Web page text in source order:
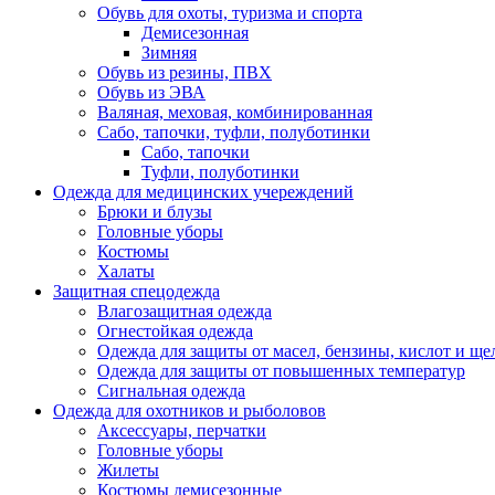
Обувь для охоты, туризма и спорта
Демисезонная
Зимняя
Обувь из резины, ПВХ
Обувь из ЭВА
Валяная, меховая, комбинированная
Сабо, тапочки, туфли, полуботинки
Сабо, тапочки
Туфли, полуботинки
Одежда для медицинских учереждений
Брюки и блузы
Головные уборы
Костюмы
Халаты
Защитная спецодежда
Влагозащитная одежда
Огнестойкая одежда
Одежда для защиты от масел, бензины, кислот и
Одежда для защиты от повышенных температур
Сигнальная одежда
Одежда для охотников и рыболовов
Аксессуары, перчатки
Головные уборы
Жилеты
Костюмы демисезонные